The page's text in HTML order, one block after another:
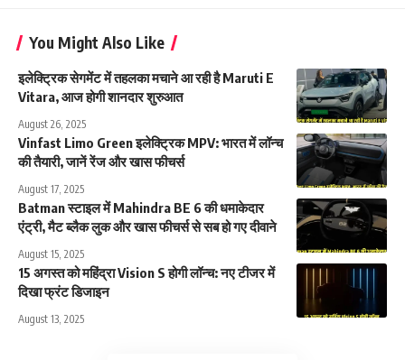
You Might Also Like
इलेक्ट्रिक सेगमेंट में तहलका मचाने आ रही है Maruti E
Vitara, आज होगी शानदार शुरुआत
August 26, 2025
Vinfast Limo Green इलेक्ट्रिक MPV: भारत में लॉन्च
की तैयारी, जानें रेंज और खास फीचर्स
August 17, 2025
Batman स्टाइल में Mahindra BE 6 की धमाकेदार
एंट्री, मैट ब्लैक लुक और खास फीचर्स से सब हो गए दीवाने
August 15, 2025
15 अगस्त को महिंद्रा Vision S होगी लॉन्च: नए टीजर में
दिखा फ्रंट डिजाइन
August 13, 2025